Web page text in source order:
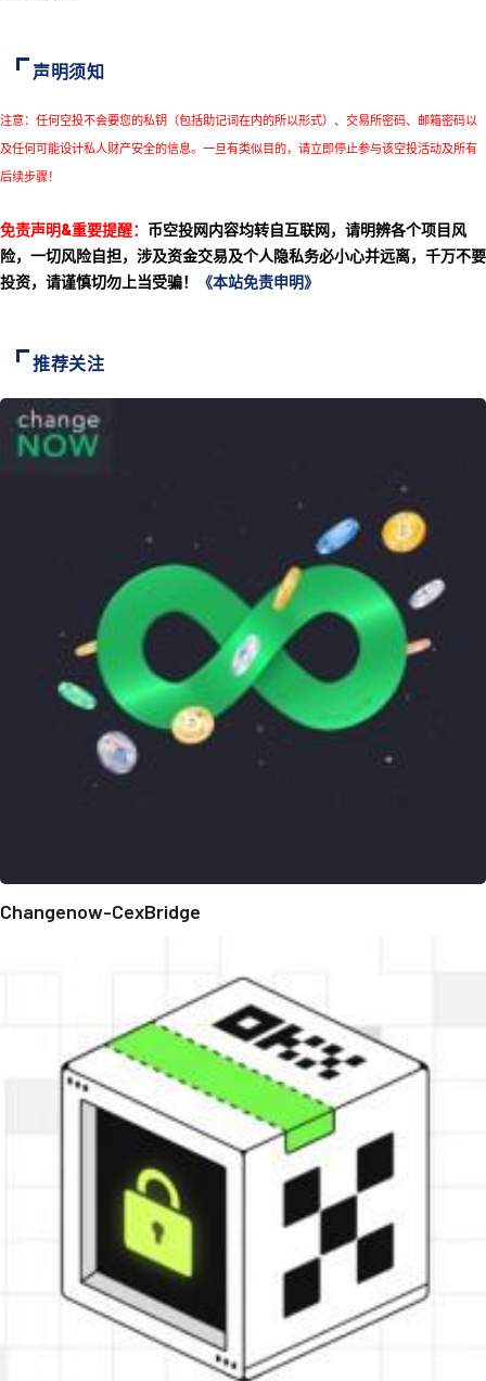
声明须知
注意：任何空投不会要您的私钥（包括助记词在内的所以形式）、交易所密码、邮箱密码以
及任何可能设计私人财产安全的信息。一旦有类似目的，请立即停止参与该空投活动及所有
后续步骤！
免责声明&重要提醒： 币空投网内容均转自互联网，请明辨各个项目风
险，一切风险自担，涉及资金交易及个人隐私务必小心并远离，千万不要
投资，请谨慎切勿上当受骗！
《本站免责申明》
推荐关注
Changenow-CexBridge